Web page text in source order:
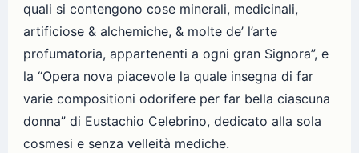
quali si contengono cose minerali, medicinali,
artificiose & alchemiche, & molte de’ l’arte
profumatoria, appartenenti a ogni gran Signora”, e
la “Opera nova piacevole la quale insegna di far
varie compositioni odorifere per far bella ciascuna
donna” di Eustachio Celebrino, dedicato alla sola
cosmesi e senza velleità mediche.